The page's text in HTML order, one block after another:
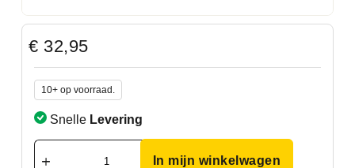
€ 32,95
10+ op voorraad.
Snelle Levering
In mijn winkelwagen